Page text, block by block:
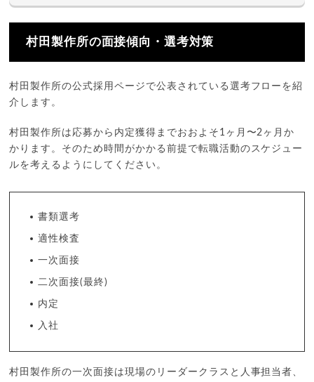
村田製作所の面接傾向・選考対策
村田製作所の公式採用ページで公表されている選考フローを紹
介します。
村田製作所は応募から内定獲得までおおよそ1ヶ月〜2ヶ月か
かります。そのため時間がかかる前提で転職活動のスケジュー
ルを考えるようにしてください。
書類選考
適性検査
一次面接
二次面接(最終)
内定
入社
村田製作所の一次面接は現場のリーダークラスと人事担当者、